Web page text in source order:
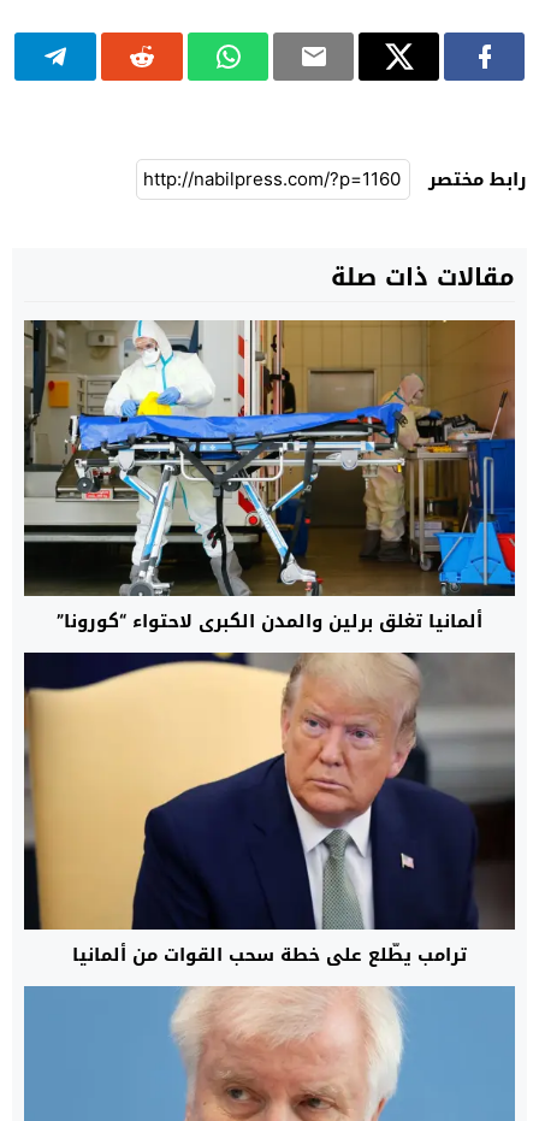
رابط مختصر
مقالات ذات صلة
ألمانيا تغلق برلين والمدن الكبرى لاحتواء “كورونا”
ترامب يطّلع على خطة سحب القوات من ألمانيا